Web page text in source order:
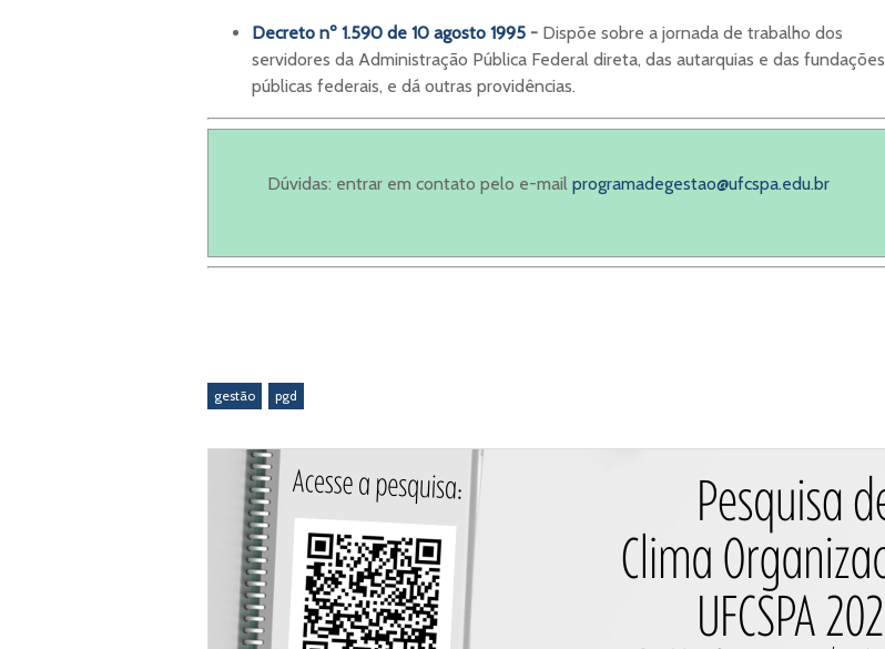
Decreto nº 1.590 de 10 agosto 1995 - Dispõe sobre a jornada de trabalho dos
servidores da Administração Pública Federal direta, das autarquias e das fundações
públicas federais, e dá outras providências.
Dúvidas: entrar em contato pelo e-mail programadegestao@ufcspa.edu.br
gestão pgd